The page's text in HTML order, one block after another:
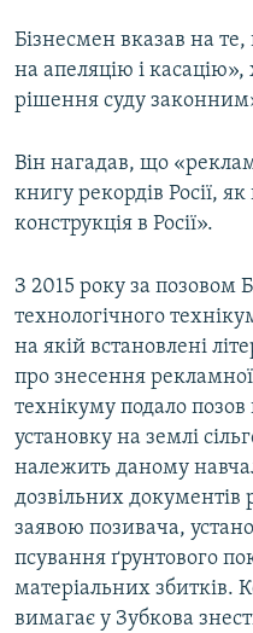
Бізнесмен вказав на
на апеляцію і
рішення суду
Він нагадав, що
книгу рекордів Росії,
конструкція в Росії».
З 2015 року за позовом
технологічного
на якій встановлені
про знесення
технікуму подало
установку на землі
належить даному
дозвільних документів
заявою позивача,
псування ґрунтового
матеріальних збитків.
вимагає у Зубкова